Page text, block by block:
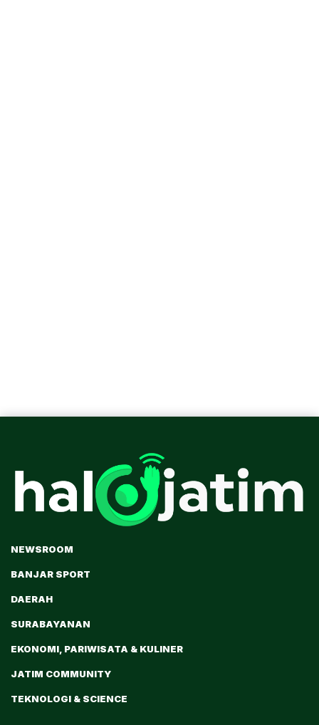
NEWSROOM
BANJAR SPORT
DAERAH
SURABAYANAN
EKONOMI, PARIWISATA & KULINER
JATIM COMMUNITY
TEKNOLOGI & SCIENCE